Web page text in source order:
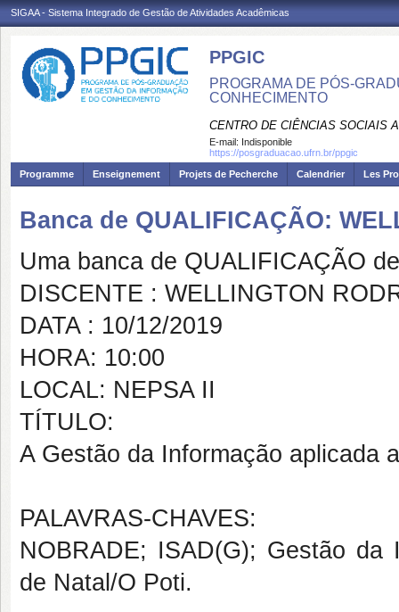
SIGAA - Sistema Integrado de Gestão de Atividades Acadêmicas
PPGIC
PROGRAMA DE PÓS-
CONHECIMENTO
CENTRO DE CIÊNCIAS SOCIAIS
E-mail: Indisponible
https://posgraduacao.ufrn.br/ppgic
Programme
Enseignement Projets de Pecherche Calendrier Les
Banca de QUALIFICAÇÃO:
Uma banca de QUALIFICAÇÃO
DISCENTE : WELLINGTON
DATA : 10/12/2019
HORA: 10:00
LOCAL: NEPSA II
TÍTULO:
A Gestão da Informação aplicada
PALAVRAS-CHAVES:
NOBRADE; ISAD(G); Gestão da
de Natal/O Poti.